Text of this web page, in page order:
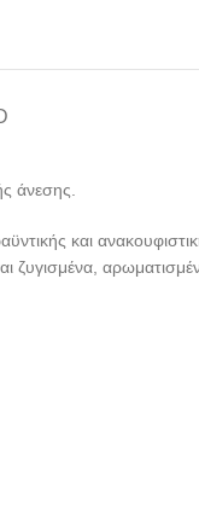
άνεσης.
και
ζυγισμένα,